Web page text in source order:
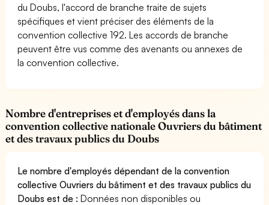
du Doubs, l'accord de branche traite de sujets
spécifiques et vient préciser des éléments de la
convention collective 192. Les accords de branche
peuvent être vus comme des avenants ou annexes de
la convention collective.
Nombre d'entreprises et d'employés dans la
convention collective nationale Ouvriers du bâtiment
et des travaux publics du Doubs
Le nombre d'employés dépendant de la convention
collective Ouvriers du bâtiment et des travaux publics du
Doubs est de :Données non disponibles ou